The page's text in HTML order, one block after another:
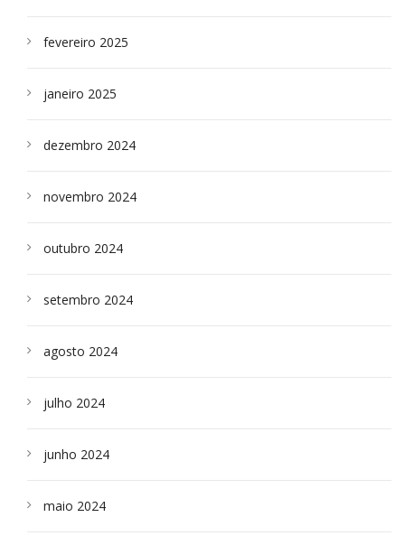
fevereiro 2025
janeiro 2025
dezembro 2024
novembro 2024
outubro 2024
setembro 2024
agosto 2024
julho 2024
junho 2024
maio 2024